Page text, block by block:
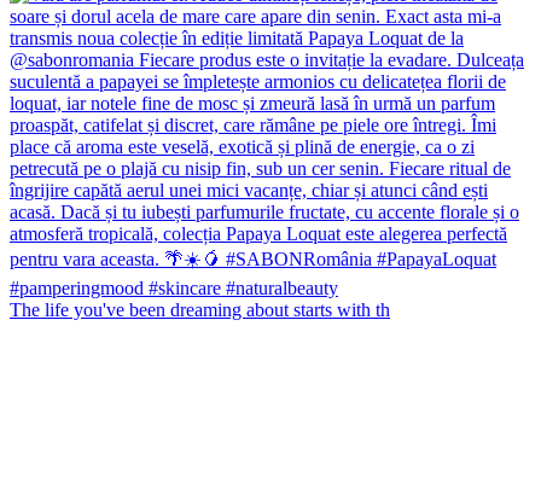
The life you've been dreaming about starts with th